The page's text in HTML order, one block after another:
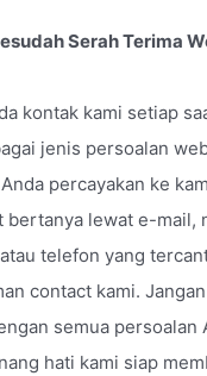
Serah Terima
kontak kami setiap
jenis persoalan
percayakan ke
bertanya lewat e-mail,
telefon yang
contact kami. Jangan
semua persoalan
hati kami siap